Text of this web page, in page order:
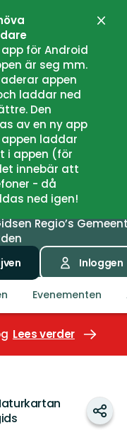
för Android
är seg mm.
appen
laddar ned
Den
av en ny app
laddar
i appen (för
innebär att
- då
ned igen!
Regio’s
Inloggen
Evenementen
Lees verder